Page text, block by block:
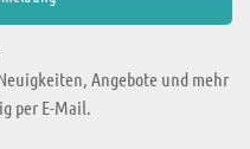
Angebote und mehr
per E-Mail.